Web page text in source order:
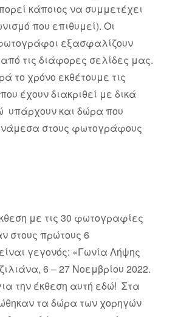
κάποιος να συμμετέχει
που επιθυμεί). Οι
εξασφαλίζουν
τις διάφορες σελίδες μας.
το χρόνο εκθέτουμε τις
έχουν διακριθεί με δικά
υπάρχουν και δώρα που
στους φωτογράφους
με τις 30 φωτογραφίες
στους πρώτους 6
γεγονός: «Γωνία Λήψης
6 – 27 Νοεμβρίου 2022.
την έκθεση αυτή εδώ! Στα
τα δώρα των χορηγών